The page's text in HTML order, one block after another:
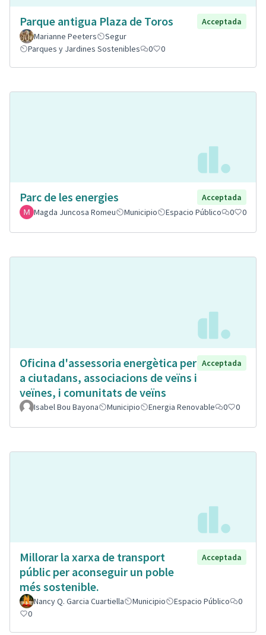
Parque antigua Plaza de Toros
Acceptada
Marianne Peeters
Segur
Parques y Jardines Sostenibles
0 0
Parc de les energies
Acceptada
Magda Juncosa Romeu
Municipio Espacio Público 0 0
Oficina d'assessoria energètica per
a ciutadans, associacions de veïns i
veïnes, i comunitats de veïns
Acceptada
Isabel Bou Bayona Municipio Energia Renovable 0 0
Millorar la xarxa de transport
públic per aconseguir un poble
més sostenible.
Acceptada
Nancy Q. Garcia Cuartiella Municipio Espacio Público
0
0